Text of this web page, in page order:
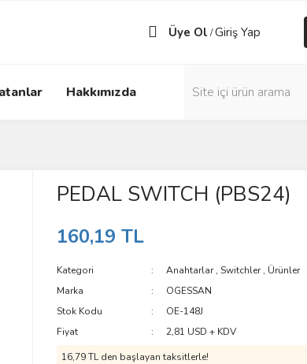
Üye Ol /Giriş Yap
Hakkımızda
PEDAL SWITCH (PBS24)
160,19 TL
Kategori Anahtarlar,Switchler, Ürünler
Marka
OGESSAN
Stok Kodu
OE-148J
Fiyat
2,81 USD + KDV
16,79 TL den başlayan taksitlerle!